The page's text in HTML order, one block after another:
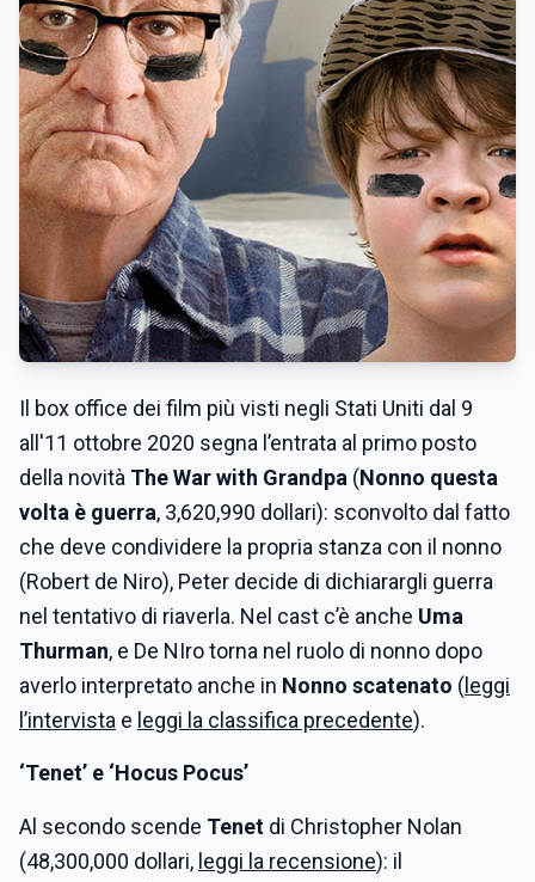
Il box office dei film più visti negli Stati Uniti dal 9
all'11 ottobre 2020 segna l’entrata al primo posto
della novità The War with Grandpa (Nonno questa
volta è guerra, 3,620,990 dollari): sconvolto dal fatto
che deve condividere la propria stanza con il nonno
(Robert de Niro), Peter decide di dichiarargli guerra
nel tentativo di riaverla. Nel cast c’è anche Uma
Thurman, e De NIro torna nel ruolo di nonno dopo
averlo interpretato anche in Nonno scatenato ( leggi
l’intervista e leggi la classifica precedente).
‘Tenet’ e ‘Hocus Pocus’
Al secondo scende Tenet di Christopher Nolan
(48,300,000 dollari, leggi la recensione): il